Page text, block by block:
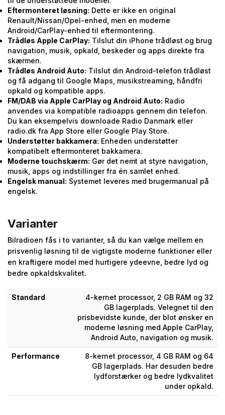
Eftermonteret løsning: Dette er ikke en original
Renault/Nissan/Opel-enhed, men en moderne
Android/CarPlay-enhed til eftermontering.
Trådløs Apple CarPlay: Tilslut din iPhone trådløst og brug
navigation, musik, opkald, beskeder og apps direkte fra
skærmen.
Trådløs Android Auto: Tilslut din Android-telefon trådløst
og få adgang til Google Maps, musikstreaming, håndfri
opkald og kompatible apps.
FM/DAB via Apple CarPlay og Android Auto: Radio
anvendes via kompatible radioapps gennem din telefon.
Du kan eksempelvis downloade Radio Danmark eller
radio.dk fra App Store eller Google Play Store.
Understøtter bakkamera: Enheden understøtter
kompatibelt eftermonteret bakkamera.
Moderne touchskærm: Gør det nemt at styre navigation,
musik, apps og indstillinger fra én samlet enhed.
Engelsk manual: Systemet leveres med brugermanual på
engelsk.
Varianter
Bilradioen fås i to varianter, så du kan vælge mellem en
prisvenlig løsning til de vigtigste moderne funktioner eller
en kraftigere model med hurtigere ydeevne, bedre lyd og
bedre opkaldskvalitet.
Standard
4-kernet processor, 2 GB RAM og 32
GB lagerplads. Velegnet til den
prisbevidste kunde, der blot ønsker en
moderne løsning med Apple CarPlay,
Android Auto, navigation og musik.
Performance
8-kernet processor, 4 GB RAM og 64
GB lagerplads. Har desuden bedre
lydforstærker og bedre lydkvalitet
under opkald.